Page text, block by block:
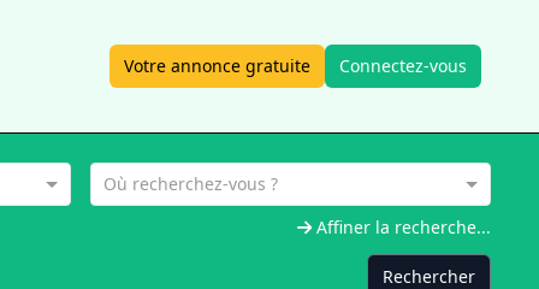
Votre annonce gratuite Connectez-vous
Où recherchez-vous ?
Affiner la recherche...
Rechercher